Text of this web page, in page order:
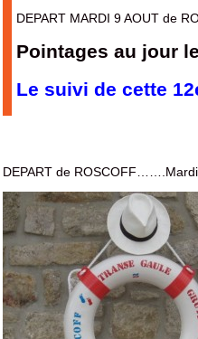
DEPART MARDI 9 AOUT de
Pointages au jour
Le suivi de cette
DEPART de